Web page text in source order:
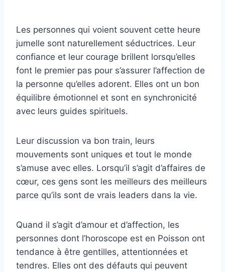
Les personnes qui voient souvent cette heure
jumelle sont naturellement séductrices. Leur
confiance et leur courage brillent lorsqu’elles
font le premier pas pour s’assurer l’affection de
la personne qu’elles adorent. Elles ont un bon
équilibre émotionnel et sont en synchronicité
avec leurs guides spirituels.
Leur discussion va bon train, leurs
mouvements sont uniques et tout le monde
s’amuse avec elles. Lorsqu’il s’agit d’affaires de
cœur, ces gens sont les meilleurs des meilleurs
parce qu’ils sont de vrais leaders dans la vie.
Quand il s’agit d’amour et d’affection, les
personnes dont l’horoscope est en Poisson ont
tendance à être gentilles, attentionnées et
tendres. Elles ont des défauts qui peuvent